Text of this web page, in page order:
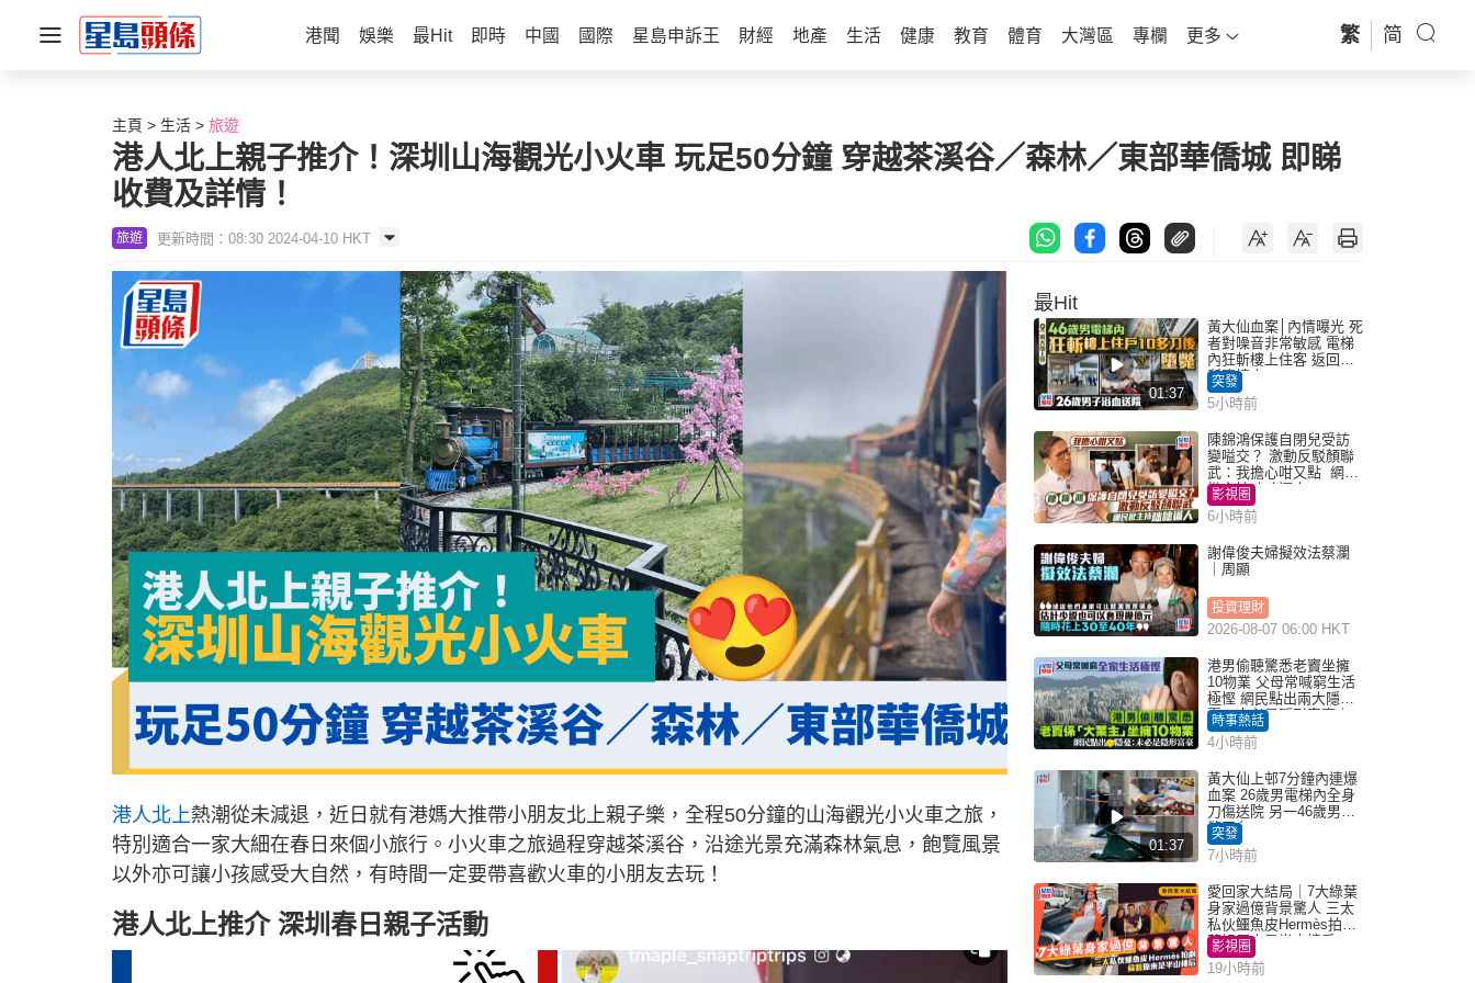
港聞 娛樂 最Hit 即時 中國 國際 星島申訴王 財經 地產 生活 健康 教育 體育 大灣區 專欄 更多 繁 简
主頁 生活 旅遊
港人北上親子推介！深圳山海觀光小火車 玩足50分鐘 穿越茶溪谷／森林／東部華僑城 即睇
收費及詳情！
旅遊 更新時間：08:30 2024-04-10 HKT
港人北上熱潮從未減退，近日就有港媽大推帶小朋友北上親子樂，全程50分鐘的山海觀光小火車之旅，
特別適合一家大細在春日來個小旅行。小火車之旅過程穿越茶溪谷，沿途光景充滿森林氣息，飽覽風景
以外亦可讓小孩感受大自然，有時間一定要帶喜歡火車的小朋友去玩！
港人北上推介 深圳春日親子活動
最Hit
01:37
黃大仙血案│內情曝光 死
者對噪音非常敏感 電梯
內狂斬樓上住客 返回住
所墮樓亡
突發
5小時前
陳錦鴻保護自閉兒受訪
變嗌交？ 激動反駁顏聯
武：我擔心咁又點 網民
批主持咄咄逼人
影視圈
6小時前
謝偉俊夫婦擬效法蔡瀾
｜周顯
投資理財
2026-08-07 06:00 HKT
港男偷聽驚悉老竇坐擁
10物業 父母常喊窮生活
極慳 網民點出兩大隱
憂：未必是隱形富豪｜
Juicy叮
時事熱話
4小時前
01:37
黃大仙上邨7分鐘內連爆
血案 26歲男電梯內全身
刀傷送院 另一46歲男倒
斃平台
突發
7小時前
愛回家大結局｜7大綠葉
身家過億背景驚人 三太
私伙鱷魚皮Hermès拍劇
蘇姐原來是半山樓后
影視圈
19小時前